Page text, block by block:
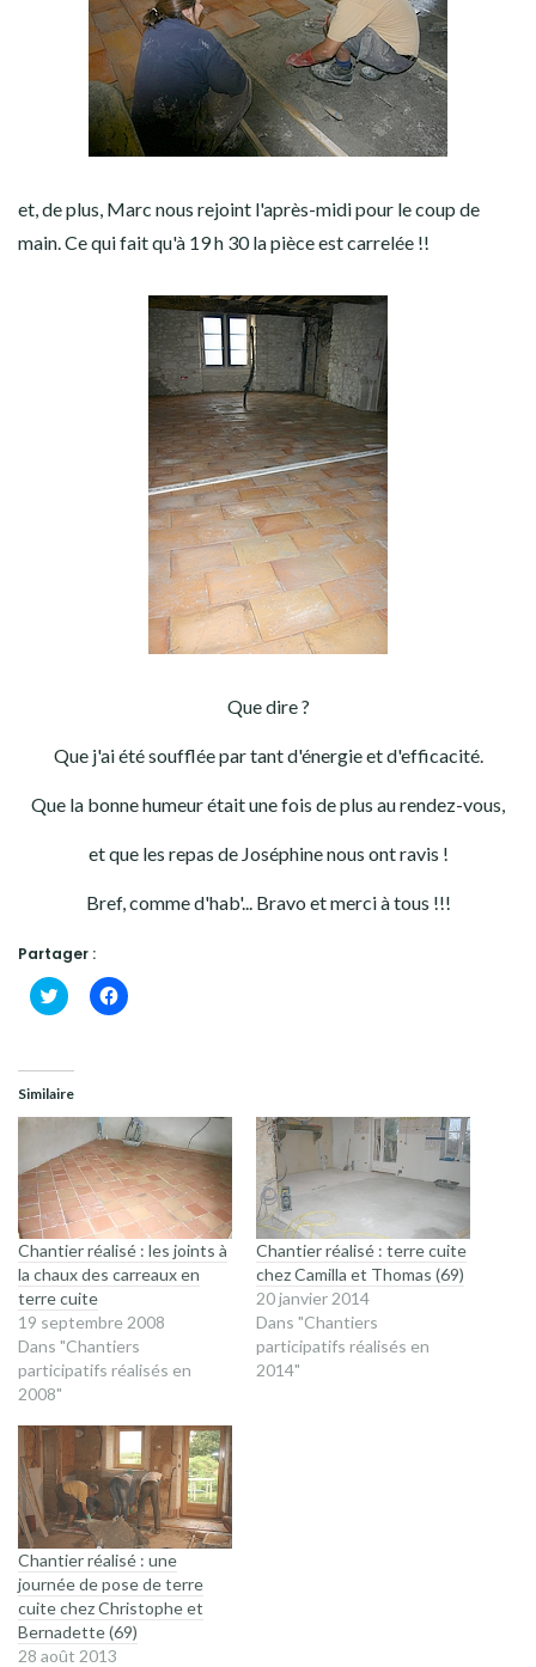
et, de plus, Marc nous rejoint l'après-midi pour le coup de
main.Ce qui fait qu'à 19 h 30 la pièce est carrelée !!
Que dire ?
Que j'ai été soufflée par tant d'énergie et d'efficacité.
Que la bonne humeur était une fois de plus au rendez-vous,
et que les repas de Joséphine nous ont ravis !
Bref, comme d'hab'... Bravo et merci à tous !!!
Partager :
Cliquez
pour
dans
nouvelle
fenêtre)
Cliquez
pour
fenêtre)
Similaire
Chantier réalisé : les joints à
la chaux des carreaux en
terre cuite
19 septembre 2008
Dans "Chantiers
participatifs réalisés en
2008"
Chantier réalisé : terre cuite
chez Camilla et Thomas (69)
20 janvier 2014
Dans "Chantiers
participatifs réalisés en
2014"
Chantier réalisé : une
journée de pose de terre
cuite chez Christophe et
Bernadette (69)
28 août 2013